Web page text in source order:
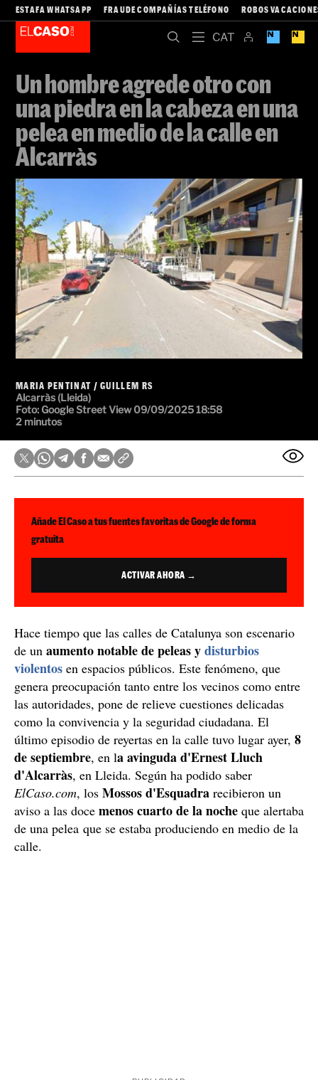
ESTAFA WHATSAPP FRAUDE COMPAÑÍAS TELÉFONO ROBOS
Un hombre agrede otro con
una piedra en la cabeza en una
pelea en medio de la calle en
Alcarràs
MARIA PENTINAT /GUILLEM RS
Alcarràs (Lleida)
Foto: Google Street View09/09/2025 18:58
2 minutos
Añade El Caso a tus fuentes favoritas de Google de forma
gratuita
ACTIVAR AHORA →
Hace tiempo que las calles de Catalunya son escenario
de un aumento notable de peleas ydisturbios
violentos en espacios públicos. Este fenómeno, que
genera preocupación tanto entre los vecinos como entre
las autoridades, pone de relieve cuestiones delicadas
como la convivencia y la seguridad ciudadana. El
último episodio de reyertas en la calle tuvo lugar ayer, 8
de septiembre, en la avinguda d'Ernest Lluch
d'Alcarràs, en Lleida. Según ha podido saber
ElCaso.com, los Mossos d'Esquadra recibieron un
aviso a las doce menos cuarto de la noche que alertaba
de una pelea que se estaba produciendo en medio de la
calle.